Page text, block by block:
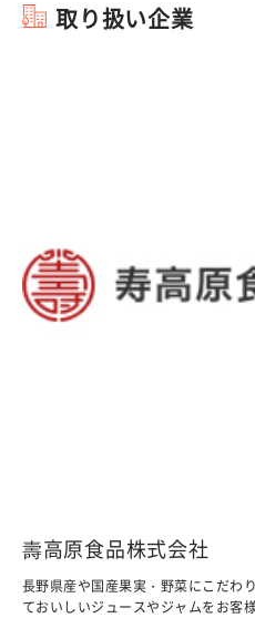
取り扱い企業
壽高原食品株式会社
長野県産や国産果実・野菜にこだわ
ておいしいジュースやジャムをお客